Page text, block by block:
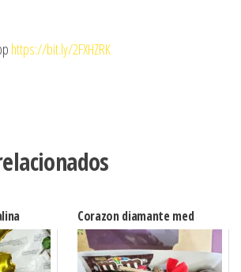
https://bit.ly/2FXHZRK
Corazon diamante med